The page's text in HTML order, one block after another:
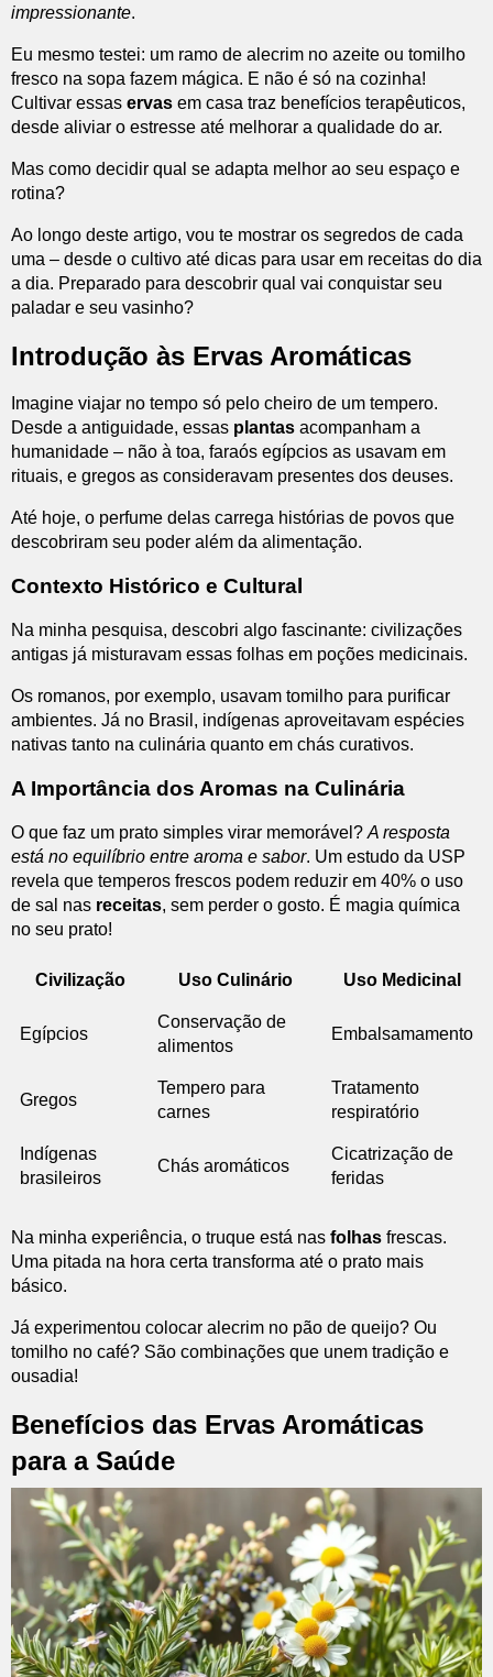
impressionante.
Eu mesmo testei: um ramo de alecrim no azeite ou tomilho
fresco na sopa fazem mágica. E não é só na cozinha!
Cultivar essas ervas em casa traz benefícios terapêuticos,
desde aliviar o estresse até melhorar a qualidade do ar.
Mas como decidir qual se adapta melhor ao seu espaço e
rotina?
Ao longo deste artigo, vou te mostrar os segredos de cada
uma – desde o cultivo até dicas para usar em receitas do dia
a dia. Preparado para descobrir qual vai conquistar seu
paladar e seu vasinho?
Introdução às Ervas Aromáticas
Imagine viajar no tempo só pelo cheiro de um tempero.
Desde a antiguidade, essas plantas acompanham a
humanidade – não à toa, faraós egípcios as usavam em
rituais, e gregos as consideravam presentes dos deuses.
Até hoje, o perfume delas carrega histórias de povos que
descobriram seu poder além da alimentação.
Contexto Histórico e Cultural
Na minha pesquisa, descobri algo fascinante: civilizações
antigas já misturavam essas folhas em poções medicinais.
Os romanos, por exemplo, usavam tomilho para purificar
ambientes. Já no Brasil, indígenas aproveitavam espécies
nativas tanto na culinária quanto em chás curativos.
A Importância dos Aromas na Culinária
O que faz um prato simples virar memorável? A resposta
está no equilíbrio entre aroma e sabor. Um estudo da USP
revela que temperos frescos podem reduzir em 40% o uso
de sal nas receitas, sem perder o gosto. É magia química
no seu prato!
Civilização Uso Culinário Uso Medicinal
Egípcios
Conservação de
alimentos
Embalsamamento
Gregos
Tempero para
carnes
Tratamento
respiratório
Indígenas
brasileiros
Chás aromáticos
Cicatrização de
feridas
Na minha experiência, o truque está nas folhas frescas.
Uma pitada na hora certa transforma até o prato mais
básico.
Já experimentou colocar alecrim no pão de queijo? Ou
tomilho no café? São combinações que unem tradição e
ousadia!
Benefícios das Ervas Aromáticas
para a Saúde